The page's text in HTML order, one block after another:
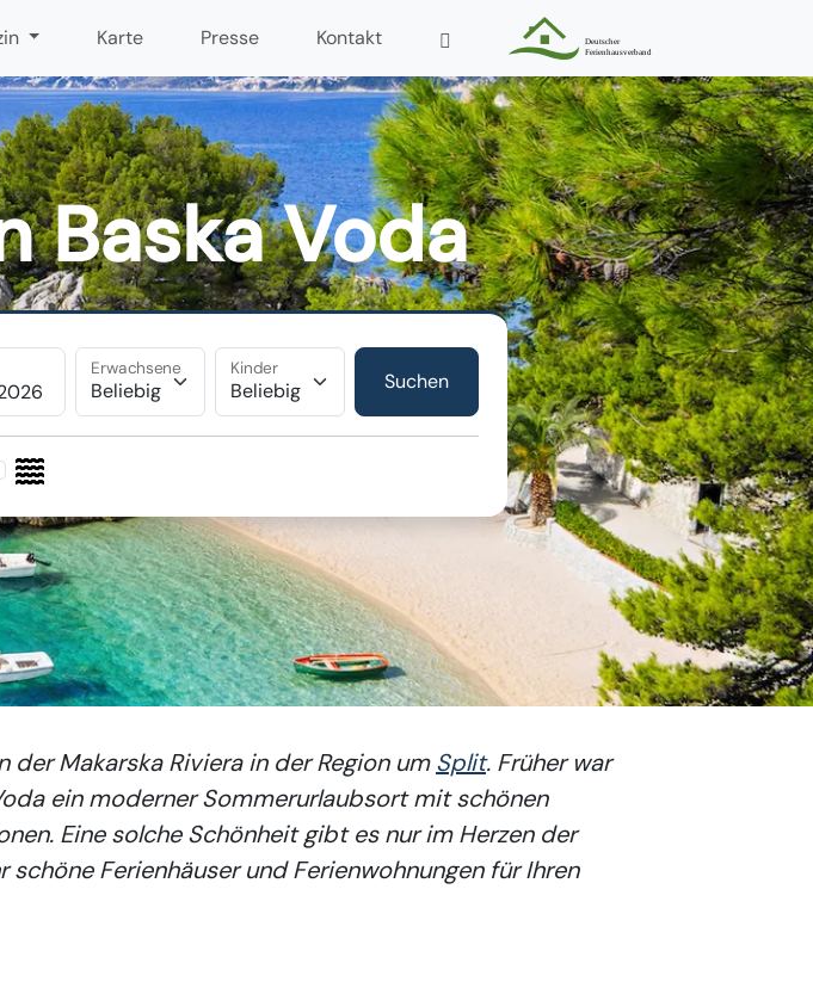
Karte Presse Kontakt
Baska Voda
Erwachsene Kinder
der Makarska Riviera in der Region umSplit. Früher war
ein moderner Sommerurlaubsort mit schönen
Eine solche Schönheit gibt es nur im Herzen der
Ferienhäuser und Ferienwohnungen für Ihren